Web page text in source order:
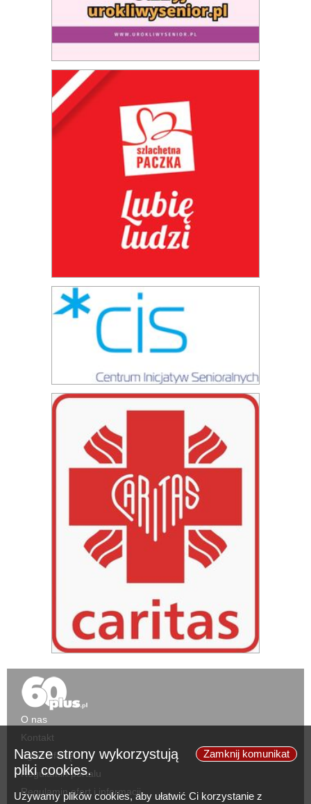
Zamknij komunikat
Nasze strony wykorzystują
pliki cookies.
Używamy plików cookies, aby ułatwić Ci korzystanie z
O nas
Kontakt
Zgłoś ofertę
Regulamin portalu
Regulamin ofert i informacji